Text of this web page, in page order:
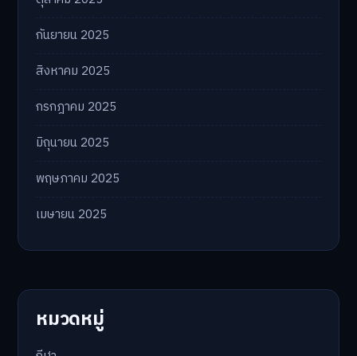
กันยายน 2025
สิงหาคม 2025
กรกฎาคม 2025
มิถุนายน 2025
พฤษภาคม 2025
เมษายน 2025
หมวดหมู่